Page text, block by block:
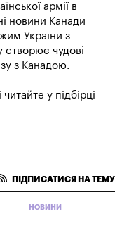
армії в
новини Канади
України з
чудові
з Канадою.
у підбірці
ПІДПИСАТИСЯ НА ТЕМУ
НОВИНИ